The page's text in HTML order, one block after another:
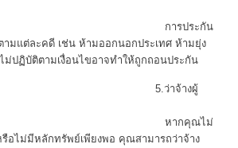
ประกัน
ามแต่ละคดี เช่น ห้ามออกนอกประเทศ ห้ามยุ่ง
ม่ปฏิบัติตามเงื่อนไขอาจทำให้ถูกถอนประกัน
จ้างผู้
คุณไม่
อไม่มีหลักทรัพย์เพียงพอ คุณสามารถว่าจ้าง